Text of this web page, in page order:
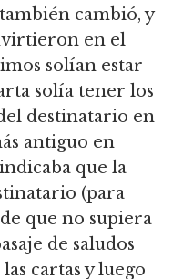
cambió, y
en el
solían estar
solía tener los
destinatario en
antiguo en
que la
(para
que no supiera
de saludos
cartas y luego